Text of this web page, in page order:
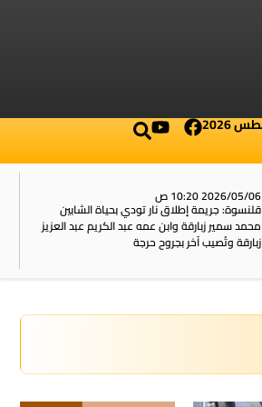
2026/05/06 10:20 ص
قلنسوة: جريمة إطلاق نار تودي بحياة الشابين
محمد سمير زبارقة وابن عمه عبد الكريم عبد العزيز
زبارقة وتُصيب آخر بجروح حرجة